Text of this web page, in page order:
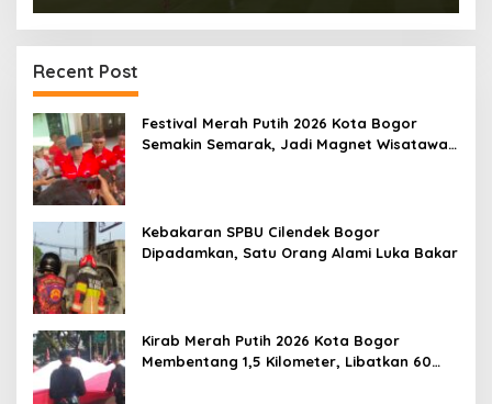
Recent Post
Festival Merah Putih 2026 Kota Bogor
Semakin Semarak, Jadi Magnet Wisatawan
Kebakaran SPBU Cilendek Bogor
Dipadamkan, Satu Orang Alami Luka Bakar
Kirab Merah Putih 2026 Kota Bogor
Membentang 1,5 Kilometer, Libatkan 60